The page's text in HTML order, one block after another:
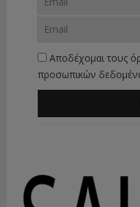
Αποδέχομαι τους
προσωπικών